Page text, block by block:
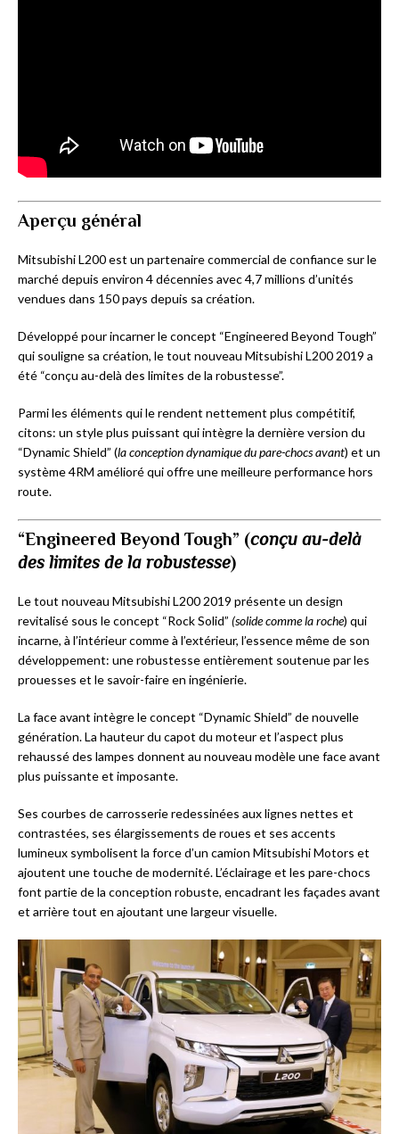
Aperçu général
Mitsubishi L200 est un partenaire commercial de confiance sur le
marché depuis environ 4 décennies avec 4,7 millions d’unités
vendues dans 150 pays depuis sa création.
Développé pour incarner le concept “Engineered Beyond Tough”
qui souligne sa création, le tout nouveau Mitsubishi L200 2019 a
été “conçu au-delà des limites de la robustesse”.
Parmi les éléments qui le rendent nettement plus compétitif,
citons: un style plus puissant qui intègre la dernière version du
“Dynamic Shield” (la conception dynamique du pare-chocs avant) et un
système 4RM amélioré qui offre une meilleure performance hors
route.
“Engineered Beyond Tough” (conçu au-delà
des limites de la robustesse)
Le tout nouveau Mitsubishi L200 2019 présente un design
revitalisé sous le concept “Rock Solid” (solide comme la roche) qui
incarne, à l’intérieur comme à l’extérieur, l’essence même de son
développement: une robustesse entièrement soutenue par les
prouesses et le savoir-faire en ingénierie.
La face avant intègre le concept “Dynamic Shield” de nouvelle
génération. La hauteur du capot du moteur et l’aspect plus
rehaussé des lampes donnent au nouveau modèle une face avant
plus puissante et imposante.
Ses courbes de carrosserie redessinées aux lignes nettes et
contrastées, ses élargissements de roues et ses accents
lumineux symbolisent la force d’un camion Mitsubishi Motors et
ajoutent une touche de modernité. L’éclairage et les pare-chocs
font partie de la conception robuste, encadrant les façades avant
et arrière tout en ajoutant une largeur visuelle.